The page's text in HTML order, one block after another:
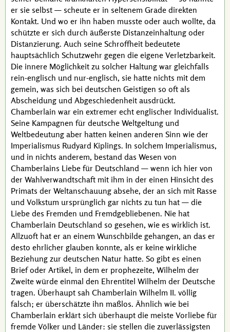
er sie selbst — scheute er in seltenem Grade direkten
Kontakt. Und wo er ihn haben musste oder auch wollte, da
schützte er sich durch äußerste Distanzeinhaltung oder
Distanzierung. Auch seine Schroffheit bedeutete
hauptsächlich Schutzwehr gegen die eigene Verletzbarkeit.
Die innere Möglichkeit zu solcher Haltung war gleichfalls
rein-englisch und nur-englisch, sie hatte nichts mit dem
gemein, was sich bei deutschen Geistigen so oft als
Abscheidung und Abgeschiedenheit ausdrückt.
Chamberlain war ein extremer echt englischer Individualist.
Seine Kampagnen für deutsche Weltgeltung und
Weltbedeutung aber hatten keinen anderen Sinn wie der
Imperialismus Rudyard Kiplings. In solchem Imperialismus,
und in nichts anderem, bestand das Wesen von
Chamberlains Liebe für Deutschland — wenn ich hier von
der Wahlverwandtschaft mit ihm in der einen Hinsicht des
Primats der Weltanschauung absehe, der an sich mit Rasse
und Volkstum ursprünglich gar nichts zu tun hat — die
Liebe des Fremden und Fremdgebliebenen. Nie hat
Chamberlain Deutschland so gesehen, wie es wirklich ist.
Allzuoft hat er an einem Wunschbilde gehangen, an das er
desto ehrlicher glauben konnte, als er keine wirkliche
Beziehung zur deutschen Natur hatte. So gibt es einen
Brief oder Artikel, in dem er prophezeite, Wilhelm der
Zweite würde einmal den Ehrentitel Wilhelm der Deutsche
tragen. Überhaupt sah Chamberlain Wilhelm II. völlig
falsch; er überschätzte ihn maßlos. Ähnlich wie bei
Chamberlain erklärt sich überhaupt die meiste Vorliebe für
fremde Völker und Länder: sie stellen die zuverlässigsten